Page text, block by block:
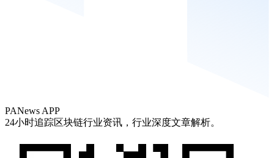
PANews APP
24小时追踪区块链行业资讯，行业深度文章解析。